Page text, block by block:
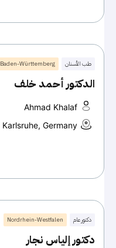
طب الأسنان Baden-Württemberg
الدكتور أحمد خلف
Ahmad Khalaf
Karlsruhe, Germany
دكتور عام Nordrhein-Westfalen
دكتور إلياس نجار